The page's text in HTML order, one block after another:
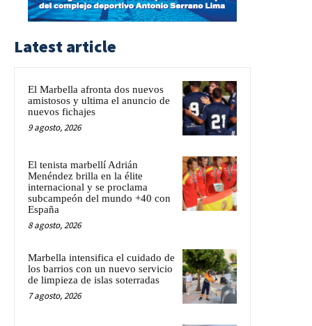
Latest article
El Marbella afronta dos nuevos
amistosos y ultima el anuncio de
nuevos fichajes
9 agosto, 2026
El tenista marbellí Adrián
Menéndez brilla en la élite
internacional y se proclama
subcampeón del mundo +40 con
España
8 agosto, 2026
Marbella intensifica el cuidado de
los barrios con un nuevo servicio
de limpieza de islas soterradas
7 agosto, 2026